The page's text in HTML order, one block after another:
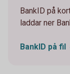
BankID på
laddar ner
BankID på fil